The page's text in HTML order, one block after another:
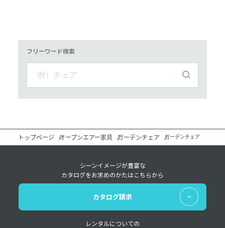
フリーワード検索
トップページ オープンエアー家具 ガーデンチェア ガーデンチェア
シーンイメージが豊富な
カタログをお求めのかたはこちらから
カタログ請求
レンタルについての